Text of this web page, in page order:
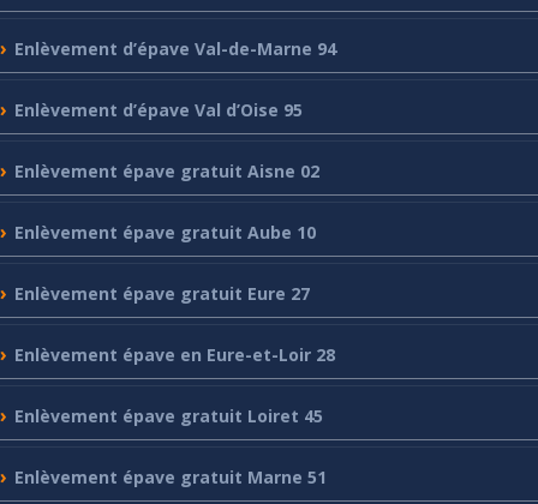
Enlèvement d’épave Val-de-Marne 94
Enlèvement d’épave Val d’Oise 95
Enlèvement épave gratuit Aisne 02
Enlèvement épave gratuit Aube 10
Enlèvement épave gratuit Eure 27
Enlèvement épave en Eure-et-Loir 28
Enlèvement épave gratuit Loiret 45
Enlèvement épave gratuit Marne 51